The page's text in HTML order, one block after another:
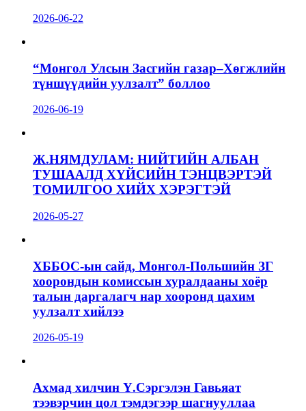
2026-06-22
“Монгол Улсын Засгийн газар–Хөгжлийн
түншүүдийн уулзалт” боллоо
2026-06-19
Ж.НЯМДУЛАМ: НИЙТИЙН АЛБАН
ТУШААЛД ХҮЙСИЙН ТЭНЦВЭРТЭЙ
ТОМИЛГОО ХИЙХ ХЭРЭГТЭЙ
2026-05-27
ХББОС-ын сайд, Монгол-Польшийн ЗГ
хоорондын комиссын хуралдааны хоёр
талын даргалагч нар хооронд цахим
уулзалт хийлээ
2026-05-19
Ахмад хилчин Ү.Сэргэлэн Гавьяат
тээвэрчин цол тэмдэгээр шагнууллаа